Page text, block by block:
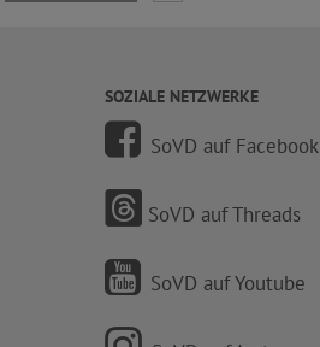
SOZIALE NETZWERKE
SoVD auf Facebook
SoVD auf Threads
SoVD auf Youtube